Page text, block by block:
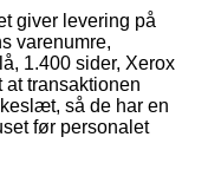
giver levering på
varenumre,
1.400 sider, Xerox
at transaktionen
så de har en
før personalet